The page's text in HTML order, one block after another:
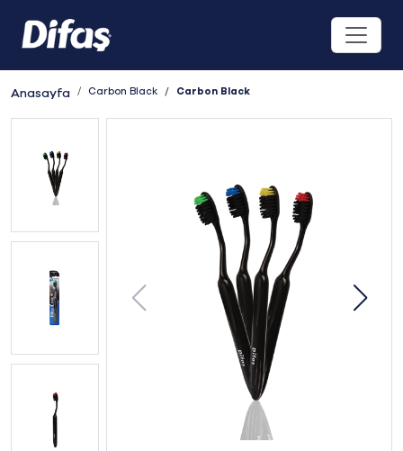
Anasayfa Carbon Black Carbon Black